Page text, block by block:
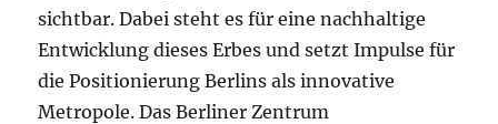
sichtbar. Dabei steht es für eine nachhaltige
Entwicklung dieses Erbes und setzt Impulse für
die Positionierung Berlins als innovative
Metropole. Das Berliner Zentrum